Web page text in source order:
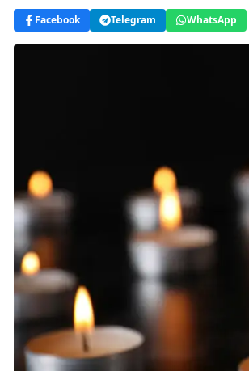
Facebook Telegram WhatsApp